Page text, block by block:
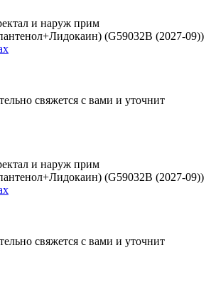
и наруж прим
(G59032B (2027-09))
свяжется с вами и уточнит
и наруж прим
(G59032B (2027-09))
свяжется с вами и уточнит